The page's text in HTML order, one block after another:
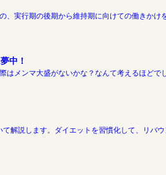
実行期の後期から維持期に向けての働きか
中！
メンマ大盛がないかな？なんて考えるほど
解説します。ダイエットを習慣化して、リ